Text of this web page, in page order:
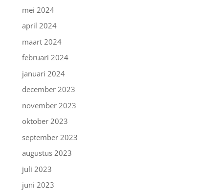
mei 2024
april 2024
maart 2024
februari 2024
januari 2024
december 2023
november 2023
oktober 2023
september 2023
augustus 2023
juli 2023
juni 2023